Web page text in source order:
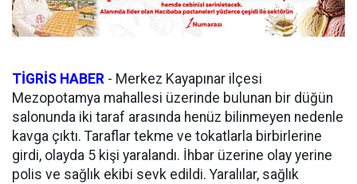
TİGRİS HABER - Merkez Kayapınar ilçesi
Mezopotamya mahallesi üzerinde bulunan bir düğün
salonunda iki taraf arasında henüz bilinmeyen nedenle
kavga çıktı. Taraflar tekme ve tokatlarla birbirlerine
girdi, olayda 5 kişi yaralandı. İhbar üzerine olay yerine
polis ve sağlık ekibi sevk edildi. Yaralılar, sağlık